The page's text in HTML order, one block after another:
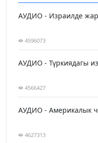
АУДИО - Израилде
4596073
АУДИО - Түркиядагы
4566427
АУДИО - Америкалык
4627313